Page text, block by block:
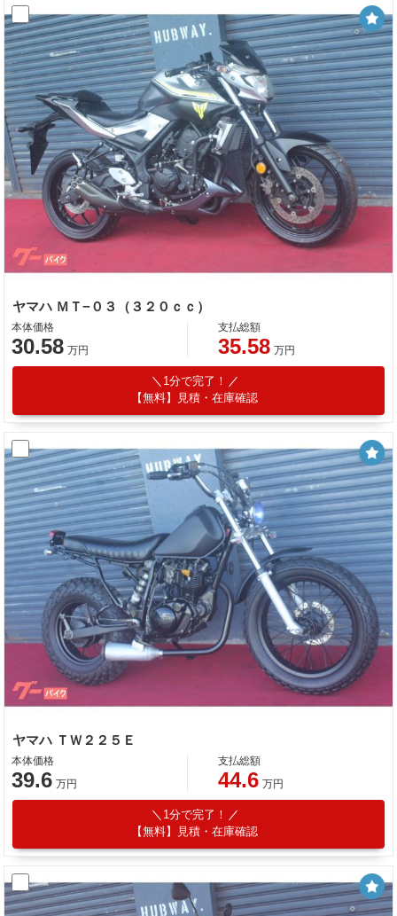
ヤマハ ＭＴ−０３（３２０ｃｃ）
本体価格
30.58 万円
支払総額
35.58 万円
1分で完了！
【無料】見積・在庫確認
ヤマハ ＴＷ２２５Ｅ
本体価格
39.6 万円
支払総額
44.6 万円
1分で完了！
【無料】見積・在庫確認